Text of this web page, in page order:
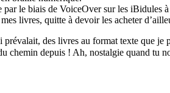
le biais de VoiceOver sur les iBidules
livres, quitte à devoir les acheter
des livres au format texte que je
chemin depuis ! Ah, nostalgie quand tu